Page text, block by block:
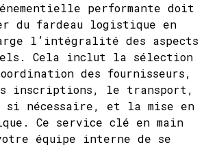
performante doit
du fardeau logistique en
l’intégralité des aspects
Cela inclut la sélection
des fournisseurs,
inscriptions, le transport,
si nécessaire, et la mise en
Ce service clé en main
équipe interne de se